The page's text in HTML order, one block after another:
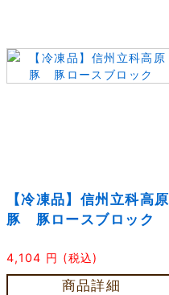
【冷凍品】信州立科高原
豚 豚ロースブロック
4,104 円 (税込)
商品詳細